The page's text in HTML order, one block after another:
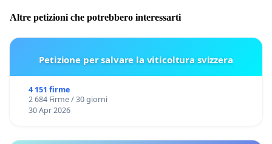
Altre petizioni che potrebbero interessarti
Petizione per salvare la viticoltura svizzera
4 151 firme
2 684 Firme / 30 giorni
30 Apr 2026